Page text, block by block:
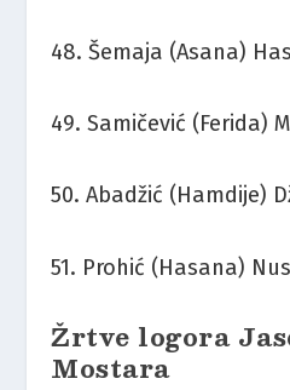
48. Šemaja (Asana)
49. Samičević (Ferida)
50. Abadžić (Hamdije)
51. Prohić (Hasana)
Žrtve logora
Mostara